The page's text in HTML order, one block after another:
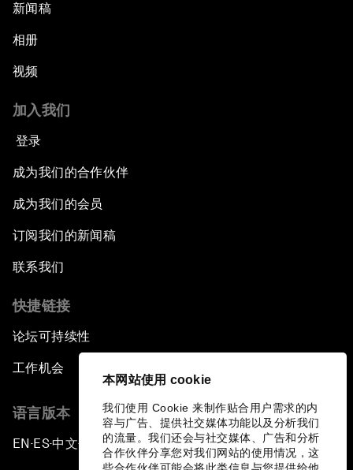
本网站使用 cookie
我们使用 Cookie 来制作贴合用户需求的内
容与广告、提供社交媒体功能以及分析我们
的流量。我们还会与社交媒体、广告和分析
合作伙伴分享您对我们网站的使用情况，这
新闻稿
相册
视频
加入我们
登录
成为我们的合作伙伴
成为我们的会员
订阅我们的新闻稿
联系我们
快捷链接
论坛可持续性
工作机会
语言版本
EN ▪ES▪中文▪ 日本語